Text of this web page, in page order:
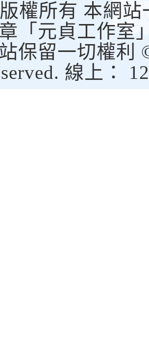
權所有 本網站
「元貞工作室
保留一切權利
線上： 12